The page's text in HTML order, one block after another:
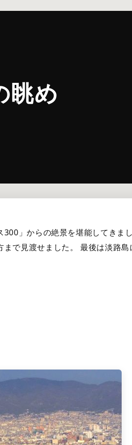
眺め
」からの絶景を堪能してきま
で見渡せました。 最後は淡路島